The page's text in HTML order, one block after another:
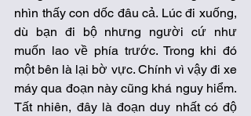
nhìn thấy con dốc đâu cả. Lúc đi xuống,
dù bạn đi bộ nhưng người cứ như
muốn lao về phía trước. Trong khi đó
một bên là lại bờ vực. Chính vì vậy đi xe
máy qua đoạn này cũng khá nguy hiểm.
Tất nhiên, đây là đoạn duy nhất có độ